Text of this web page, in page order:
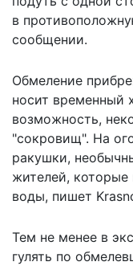
в
сообщении.
Обмеление
носит временный
возможность,
"сокровищ". На
ракушки,
жителей, которые
воды, пишет
Тем не менее в
гулять по